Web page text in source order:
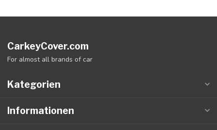
CarkeyCover.com
For almost all brands of car
Kategorien
Informationen